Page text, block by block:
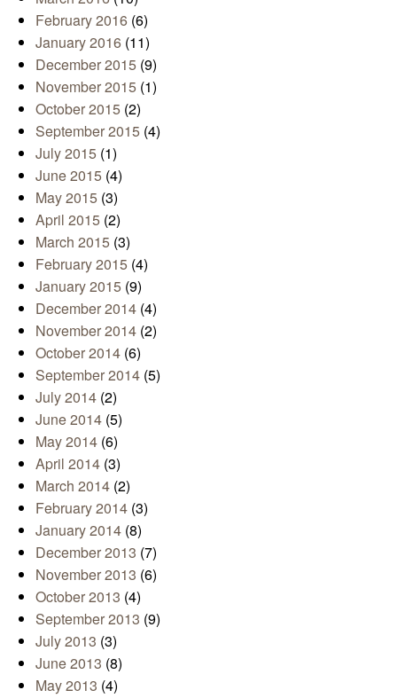
February 2016 (6)
January 2016 (11)
December 2015 (9)
November 2015 (1)
October 2015 (2)
September 2015 (4)
July 2015 (1)
June 2015 (4)
May 2015 (3)
April 2015 (2)
March 2015 (3)
February 2015 (4)
January 2015 (9)
December 2014 (4)
November 2014 (2)
October 2014 (6)
September 2014 (5)
July 2014 (2)
June 2014 (5)
May 2014 (6)
April 2014 (3)
March 2014 (2)
February 2014 (3)
January 2014 (8)
December 2013 (7)
November 2013 (6)
October 2013 (4)
September 2013 (9)
July 2013 (3)
June 2013 (8)
May 2013 (4)